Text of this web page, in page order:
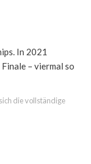
In 2021
– viermal so
die vollständige